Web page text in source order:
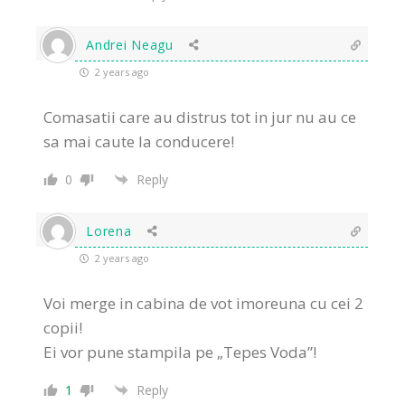
Andrei Neagu
2 years ago
Comasatii care au distrus tot in jur nu au ce
sa mai caute la conducere!
0 Reply
Lorena
2 years ago
Voi merge in cabina de vot imoreuna cu cei 2
copii!
Ei vor pune stampila pe „Tepes Voda”!
1 Reply